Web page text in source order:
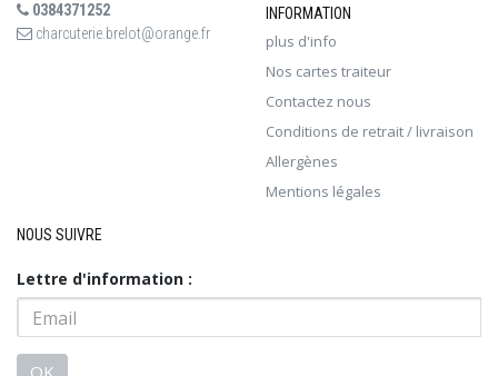
0384371252
charcuterie.brelot@orange.fr
INFORMATION
plus d'info
Nos cartes traiteur
Contactez nous
Conditions de retrait / livraison
Allergènes
Mentions légales
NOUS SUIVRE
Lettre d'information :
OK